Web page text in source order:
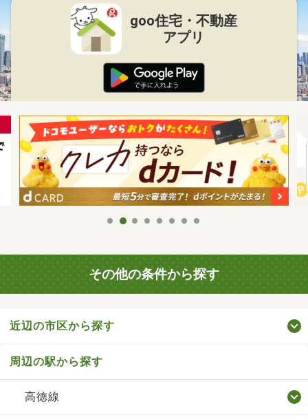
goo住宅・不動産
アプリ
その他の条件から探す
近辺の市区から探す
周辺の駅から探す
高徳線